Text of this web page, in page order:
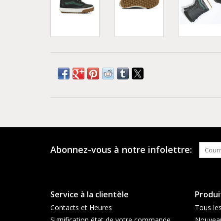
Abonnez-vous à notre infolettre:
Service à la clientèle
Contacts et Heures
Tous